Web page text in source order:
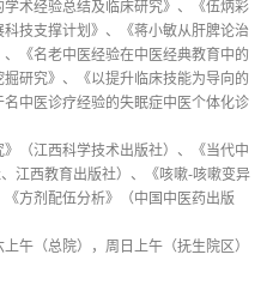
术经验总结及临床研究》、《伍炳彩
技支撑计划》、《蒋小敏从肝脾论治
《名老中医经验在中医经典教育中的
研究》、《以提升临床技能为导向的
名中医诊疗经验的失眠症中医个体化诊
（江西科学技术出版社）、《当代中
江西教育出版社）、《咳嗽-咳嗽变异
方剂配伍分析》（中国中医药出版
午（总院），周日上午（抚生院区）